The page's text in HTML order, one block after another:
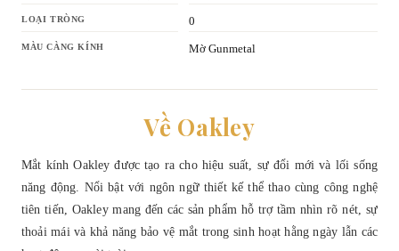
LOẠI TRÒNG 0
MÀU CÀNG KÍNH Mờ Gunmetal
Về Oakley
Mắt kính Oakley được tạo ra cho hiệu suất, sự đổi mới và lối sống
năng động. Nổi bật với ngôn ngữ thiết kế thể thao cùng công nghệ
tiên tiến, Oakley mang đến các sản phẩm hỗ trợ tầm nhìn rõ nét, sự
thoải mái và khả năng bảo vệ mắt trong sinh hoạt hằng ngày lẫn các